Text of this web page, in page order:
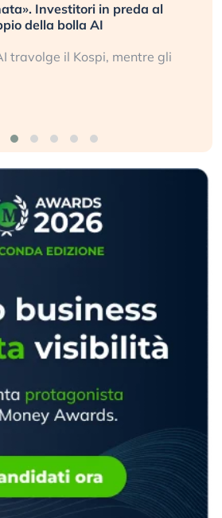
Investitori in preda al
della bolla AI
travolge il Kospi, mentre gli